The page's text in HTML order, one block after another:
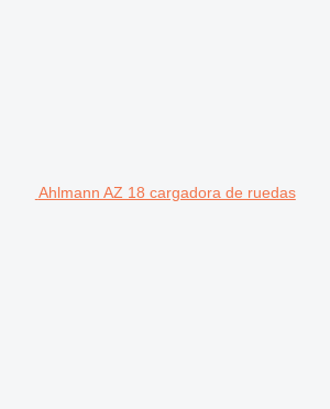
Ahlmann AZ 18 cargadora de ruedas